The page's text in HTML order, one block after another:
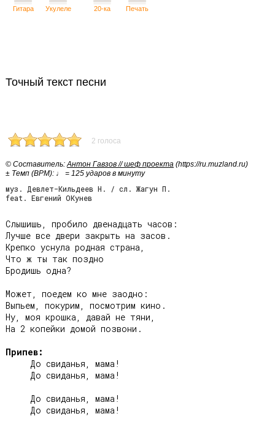
Точный текст песни
2 голоса
© Cоставитель:Антон Гавзов // шеф проекта (https://ru.muzland.ru)
± Темп (BPM): ♩ = 125 ударов в минуту
муз. Девлет-Кильдеев Н. / сл. Жагун П.
feat. Евгений ОКунев
Слышишь, пробило двенадцать часов:
Лучше все двери закрыть на засов.
Крепко уснула родная страна,
Что ж ты так поздно
Бродишь одна?
Может, поедем ко мне заодно:
Выпьем, покурим, посмотрим кино.
Ну, моя крошка, давай не тяни,
На 2 копейки домой позвони.
Припев:
Гитара Укулеле 20-ка Печать